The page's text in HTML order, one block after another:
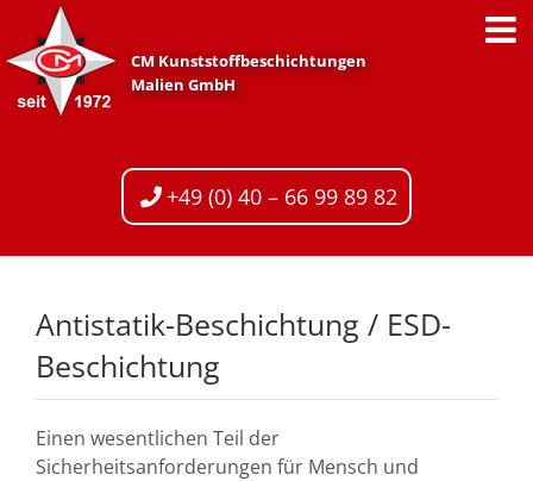
Inhalt
springen
CM Kunststoffbeschichtungen
Malien GmbH
+49 (0) 40 – 66 99 89 82
Antistatik-Beschichtung / ESD-
Beschichtung
Einen wesentlichen Teil der
Sicherheitsanforderungen für Mensch und